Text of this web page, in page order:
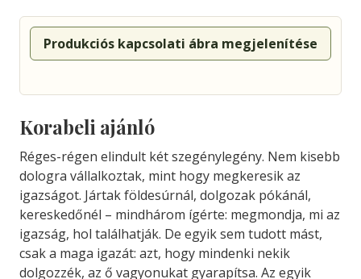
Produkciós kapcsolati ábra megjelenítése
Korabeli ajánló
Réges-régen elindult két szegénylegény. Nem kisebb
dologra vállalkoztak, mint hogy megkeresik az
igazságot. Jártak földesúrnál, dolgozak pókánál,
kereskedőnél – mindhárom ígérte: megmondja, mi az
igazság, hol találhatják. De egyik sem tudott mást,
csak a maga igazát: azt, hogy mindenki nekik
dolgozzék, az ő vagyonukat gyarapítsa. Az egyik